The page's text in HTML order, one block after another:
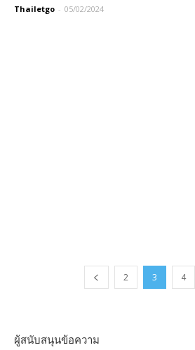
Thailetgo - 05/02/2024
2 3 4